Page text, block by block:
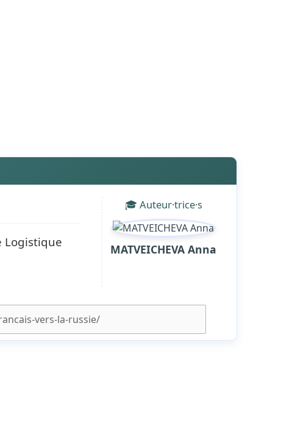
Logistique
🎓 Auteur·trice·s
MATVEICHEVA Anna